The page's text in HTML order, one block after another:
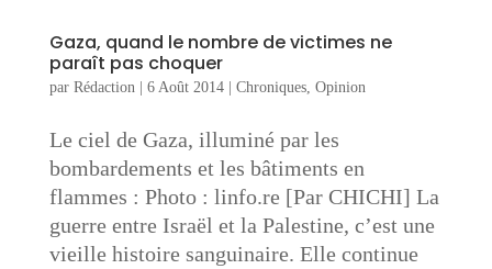
Gaza, quand le nombre de victimes ne
paraît pas choquer
par Rédaction| 6 Août 2014| Chroniques, Opinion
Le ciel de Gaza, illuminé par les
bombardements et les bâtiments en
flammes : Photo : linfo.re [Par CHICHI] La
guerre entre Israël et la Palestine, c’est une
vieille histoire sanguinaire. Elle continue